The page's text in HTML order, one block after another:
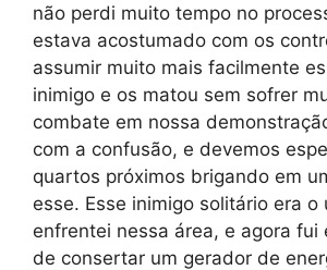
não perdi muito tempo no
estava acostumado com os
assumir muito mais facilmente
inimigo e os matou sem sofrer
combate em nossa
com a confusão, e devemos
quartos próximos brigando em
esse. Esse inimigo solitário era o
enfrentei nessa área, e agora fui
de consertar um gerador de